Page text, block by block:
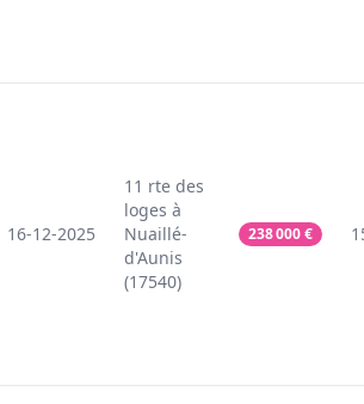
16-12-2025
11 rte des
loges à
Nuaillé-
d'Aunis
(17540)
238 000€